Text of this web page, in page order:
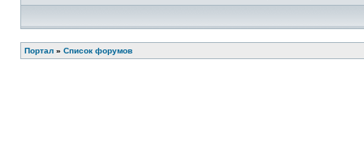
Портал » Список форумов